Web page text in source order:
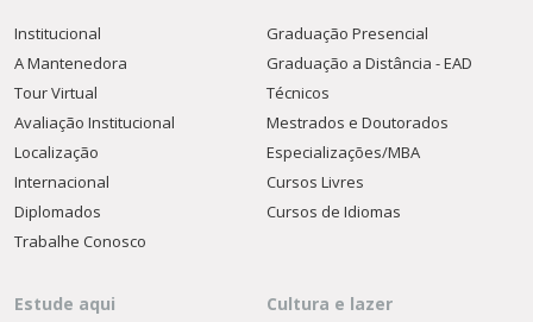
Institucional
A Mantenedora
Tour Virtual
Avaliação Institucional
Localização
Internacional
Diplomados
Trabalhe Conosco
Graduação Presencial
Graduação a Distância - EAD
Técnicos
Mestrados e Doutorados
Especializações/MBA
Cursos Livres
Cursos de Idiomas
Estude aqui Cultura e lazer